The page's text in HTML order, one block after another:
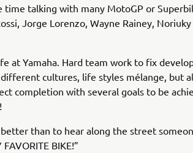
time talking with many MotoGP or
Jorge Lorenzo, Wayne Rainey,
at Yamaha. Hard team work to fix
different cultures, life styles mélange, but
completion with several goals to be
better than to hear along the street
FAVORITE BIKE!”